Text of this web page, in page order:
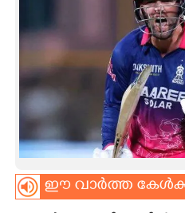
INFO+
ART
ASTROഈ വാർത്ത